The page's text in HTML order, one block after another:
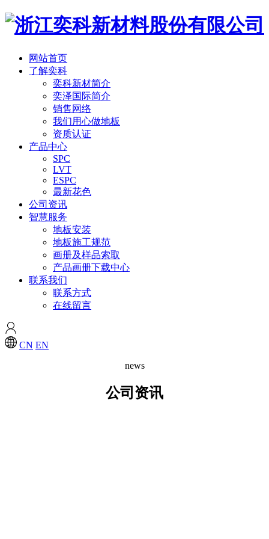
网站首页
了解奕科
奕科新材简介
奕泽国际简介
销售网络
我们用心做地板
资质认证
产品中心
SPC
LVT
ESPC
最新花色
公司资讯
智慧服务
地板安装
地板施工规范
画册及样品索取
产品画册下载中心
联系我们
联系方式
在线留言
CN EN
news
公司资讯